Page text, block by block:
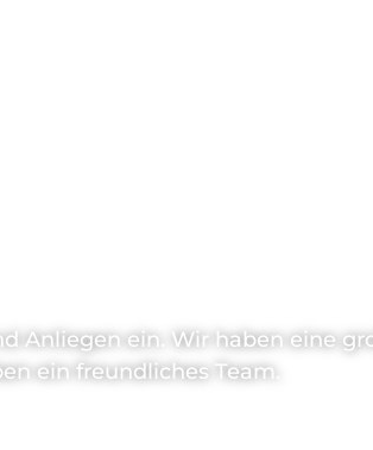
Anliegen ein. Wir haben eine
ein freundliches Team.